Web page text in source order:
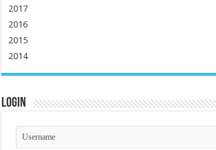
2017
2016
2015
2014
Login